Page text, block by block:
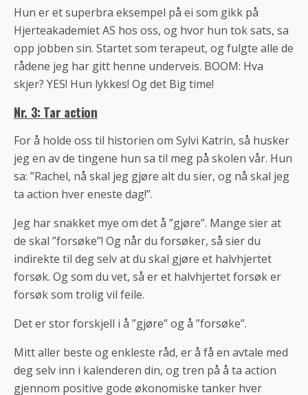
Hun er et superbra eksempel på ei som gikk på
Hjerteakademiet AS hos oss, og hvor hun tok sats, sa
opp jobben sin. Startet som terapeut, og fulgte alle de
rådene jeg har gitt henne underveis. BOOM: Hva
skjer? YES! Hun lykkes! Og det Big time!
Nr. 3: Tar action
For å holde oss til historien om Sylvi Katrin, så husker
jeg en av de tingene hun sa til meg på skolen vår. Hun
sa: ”Rachel, nå skal jeg gjøre alt du sier, og nå skal jeg
ta action hver eneste dag!”.
Jeg har snakket mye om det å ”gjøre”. Mange sier at
de skal ”forsøke”! Og når du forsøker, så sier du
indirekte til deg selv at du skal gjøre et halvhjertet
forsøk. Og som du vet, så er et halvhjertet forsøk er
forsøk som trolig vil feile.
Det er stor forskjell i å ”gjøre” og å ”forsøke”.
Mitt aller beste og enkleste råd, er å få en avtale med
deg selv inn i kalenderen din, og tren på å ta action
gjennom positive gode økonomiske tanker hver